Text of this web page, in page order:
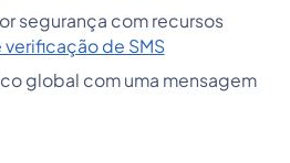
segurança com recursos
verificação de SMS
global com uma mensagem